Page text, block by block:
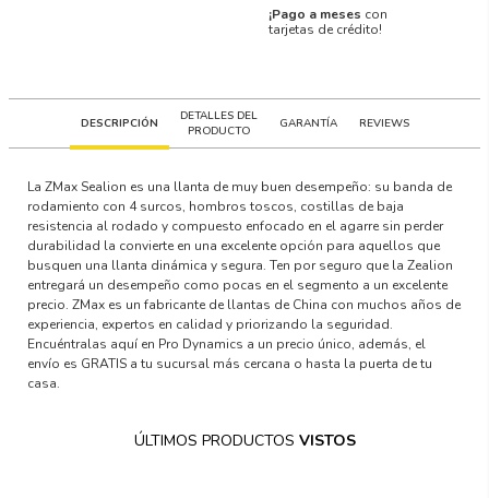
¡Pago a meses con
tarjetas de crédito!
DESCRIPCIÓN
DETALLES DEL
PRODUCTO
GARANTÍA REVIEWS
La ZMax Sealion es una llanta de muy buen desempeño: su banda de
rodamiento con 4 surcos, hombros toscos, costillas de baja
resistencia al rodado y compuesto enfocado en el agarre sin perder
durabilidad la convierte en una excelente opción para aquellos que
busquen una llanta dinámica y segura. Ten por seguro que la Zealion
entregará un desempeño como pocas en el segmento a un excelente
precio. ZMax es un fabricante de llantas de China con muchos años de
experiencia, expertos en calidad y priorizando la seguridad.
Encuéntralas aquí en Pro Dynamics a un precio único, además, el
envío es GRATIS a tu sucursal más cercana o hasta la puerta de tu
casa.
ÚLTIMOS PRODUCTOS VISTOS